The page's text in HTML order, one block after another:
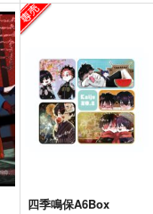
四季鳴保A6Box